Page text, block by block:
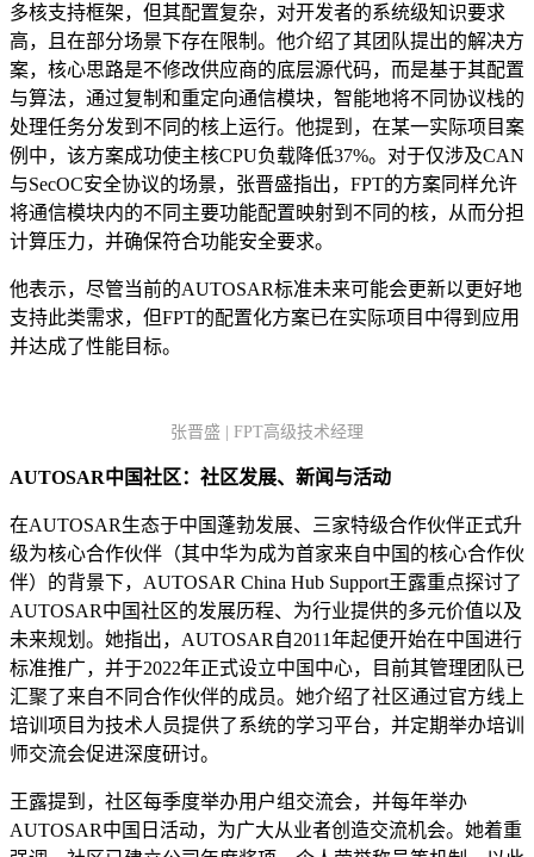
多核支持框架，但其配置复杂，对开发者的系统级知识要求
高，且在部分场景下存在限制。他介绍了其团队提出的解决方
案，核心思路是不修改供应商的底层源代码，而是基于其配置
与算法，通过复制和重定向通信模块，智能地将不同协议栈的
处理任务分发到不同的核上运行。他提到，在某一实际项目案
例中，该方案成功使主核CPU负载降低37%。对于仅涉及CAN
与SecOC安全协议的场景，张晋盛指出，FPT的方案同样允许
将通信模块内的不同主要功能配置映射到不同的核，从而分担
计算压力，并确保符合功能安全要求。
他表示，尽管当前的AUTOSAR标准未来可能会更新以更好地
支持此类需求，但FPT的配置化方案已在实际项目中得到应用
并达成了性能目标。
张晋盛 | FPT高级技术经理
AUTOSAR中国社区：社区发展、新闻与活动
在AUTOSAR生态于中国蓬勃发展、三家特级合作伙伴正式升
级为核心合作伙伴（其中华为成为首家来自中国的核心合作伙
伴）的背景下，AUTOSAR China Hub Support王露重点探讨了
AUTOSAR中国社区的发展历程、为行业提供的多元价值以及
未来规划。她指出，AUTOSAR自2011年起便开始在中国进行
标准推广，并于2022年正式设立中国中心，目前其管理团队已
汇聚了来自不同合作伙伴的成员。她介绍了社区通过官方线上
培训项目为技术人员提供了系统的学习平台，并定期举办培训
师交流会促进深度研讨。
王露提到，社区每季度举办用户组交流会，并每年举办
AUTOSAR中国日活动，为广大从业者创造交流机会。她着重